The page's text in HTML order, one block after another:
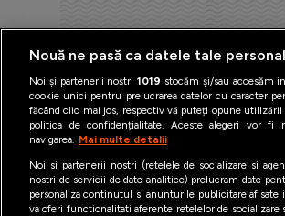
Nouă ne pasă ca datele tale
Noi și partenerii noștri1019 stocăm și/sau accesăm
cookie unici pentru prelucrarea datelor cu caracter
făcând clic mai jos, respectiv vă puteți opune
politica de confidențialitate. Aceste alegeri vor
navigarea. Mai multe detalii
Noi si partenerii nostri (retelele de socializare si
nostri de servicii de date analitice) prelucram date
personaliza continutul si anunturile publicitare
va oferi functionalitati aferente retelelor de